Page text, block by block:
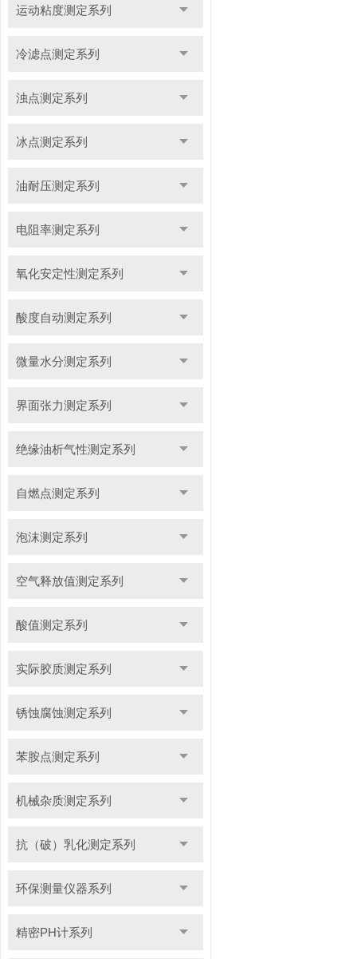
运动粘度测定系列
冷滤点测定系列
浊点测定系列
冰点测定系列
油耐压测定系列
电阻率测定系列
氧化安定性测定系列
酸度自动测定系列
微量水分测定系列
界面张力测定系列
绝缘油析气性测定系列
自燃点测定系列
泡沫测定系列
空气释放值测定系列
酸值测定系列
实际胶质测定系列
锈蚀腐蚀测定系列
苯胺点测定系列
机械杂质测定系列
抗（破）乳化测定系列
环保测量仪器系列
精密PH计系列